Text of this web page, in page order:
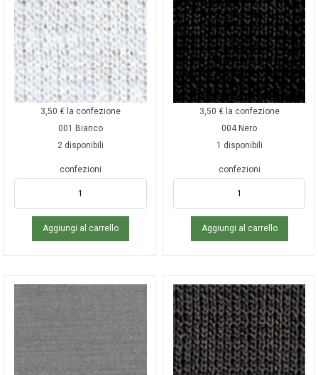
3,50 € la confezione
001 Bianco
2 disponibili
confezioni
Aggiungi al carrello
3,50 € la confezione
004 Nero
1 disponibili
confezioni
Aggiungi al carrello